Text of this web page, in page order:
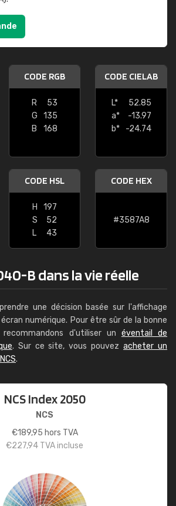
CODE RGB
R
53
G
135
B
168
CODE CIELAB
L*
52.85
a*
-13.97
b*
-24.74
CODE HSL
H
197
S
52
L
43
CODE HEX
#3587A8
B dans la vie réelle
une décision basée sur l'affichage
numérique. Pour être sûr de la bonne
d'utiliser un éventail de
. Sur ce site, vous pouvezacheter un
.
NCS Index 2050
NCS
€189,95 hors TVA
€227,94 TVA incluse